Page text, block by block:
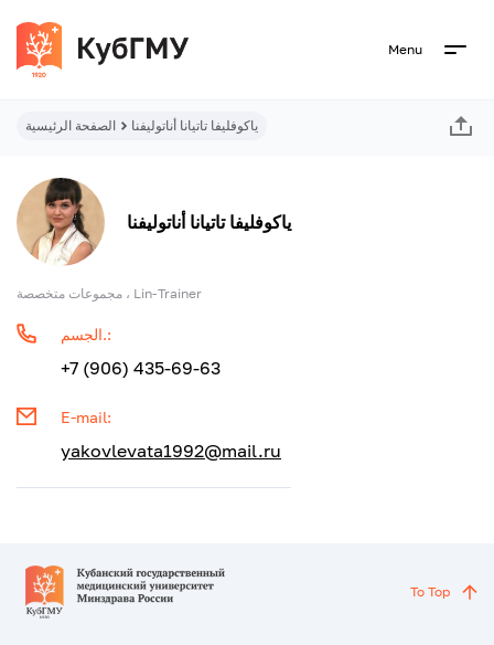
Menu
الصفحة الرئيسية ياكوفليفا تاتيانا أناتوليفنا
ياكوفليفا تاتيانا أناتوليفنا
مجموعات متخصصة ، Lin-Trainer
الجسم.:
+7 (906) 435-69-63
E-mail:
yakovlevata1992@mail.ru
To Top